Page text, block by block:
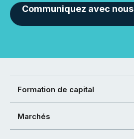
Communiquez avec nous
Formation de capital
Marchés